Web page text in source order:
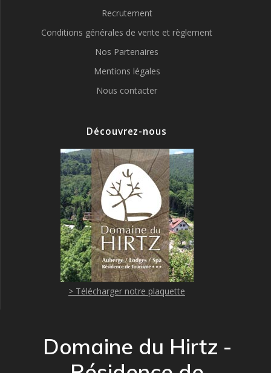
Recrutement
Conditions générales de vente et règlement
Nos Partenaires
Mentions légales
Nous contacter
Découvrez-nous
> Télécharger notre plaquette
Domaine du Hirtz -